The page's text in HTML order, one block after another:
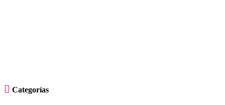
 Categorías